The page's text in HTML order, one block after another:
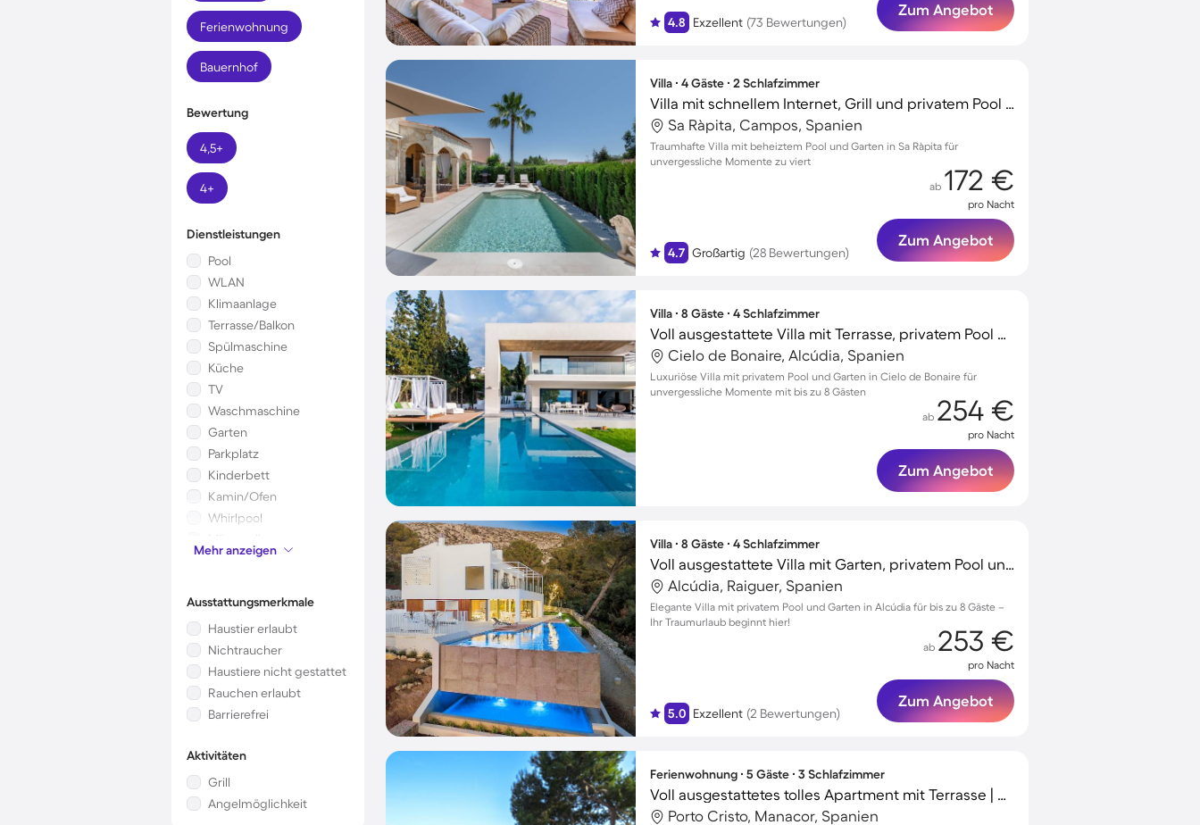
Ferienwohnung
Bauernhof
Bewertung
4,5+
4+
Dienstleistungen
Pool
WLAN
Klimaanlage
Terrasse/Balkon
Spülmaschine
Küche
TV
Waschmaschine
Garten
Parkplatz
Kinderbett
Kamin/Ofen
Whirlpool
Mikrowelle
Mehr anzeigen
Ausstattungsmerkmale
Haustier erlaubt
Nichtraucher
Haustiere nicht gestattet
Rauchen erlaubt
Barrierefrei
Aktivitäten
Grill
Angelmöglichkeit
4.8 Exzellent (73 Bewertungen)
Zum Angebot
Villa ∙ 4 Gäste ∙ 2 Schlafzimmer
Villa mit schnellem Internet, Grill und privatem Pool | Gartenblick
Sa Ràpita, Campos, Spanien
Traumhafte Villa mit beheiztem Pool und Garten in Sa Ràpita für
unvergessliche Momente zu viert
4.7 Großartig (28 Bewertungen)
ab 172 €
pro Nacht
Zum Angebot
Villa ∙ 8 Gäste ∙ 4 Schlafzimmer
Voll ausgestattete Villa mit Terrasse, privatem Pool und Garten
Cielo de Bonaire, Alcúdia, Spanien
Luxuriöse Villa mit privatem Pool und Garten in Cielo de Bonaire für
unvergessliche Momente mit bis zu 8 Gästen
ab 254 €
pro Nacht
Zum Angebot
Villa ∙ 8 Gäste ∙ 4 Schlafzimmer
Voll ausgestattete Villa mit Garten, privatem Pool und Grill
Alcúdia, Raiguer, Spanien
Elegante Villa mit privatem Pool und Garten in Alcúdia für bis zu 8 Gäste –
Ihr Traumurlaub beginnt hier!
5.0 Exzellent (2 Bewertungen)
ab 253 €
pro Nacht
Zum Angebot
Ferienwohnung ∙ 5 Gäste ∙ 3 Schlafzimmer
Voll ausgestattetes tolles Apartment mit Terrasse | Meerblick | Nah am Strand | Ideal für Homeoffice
Porto Cristo, Manacor, Spanien